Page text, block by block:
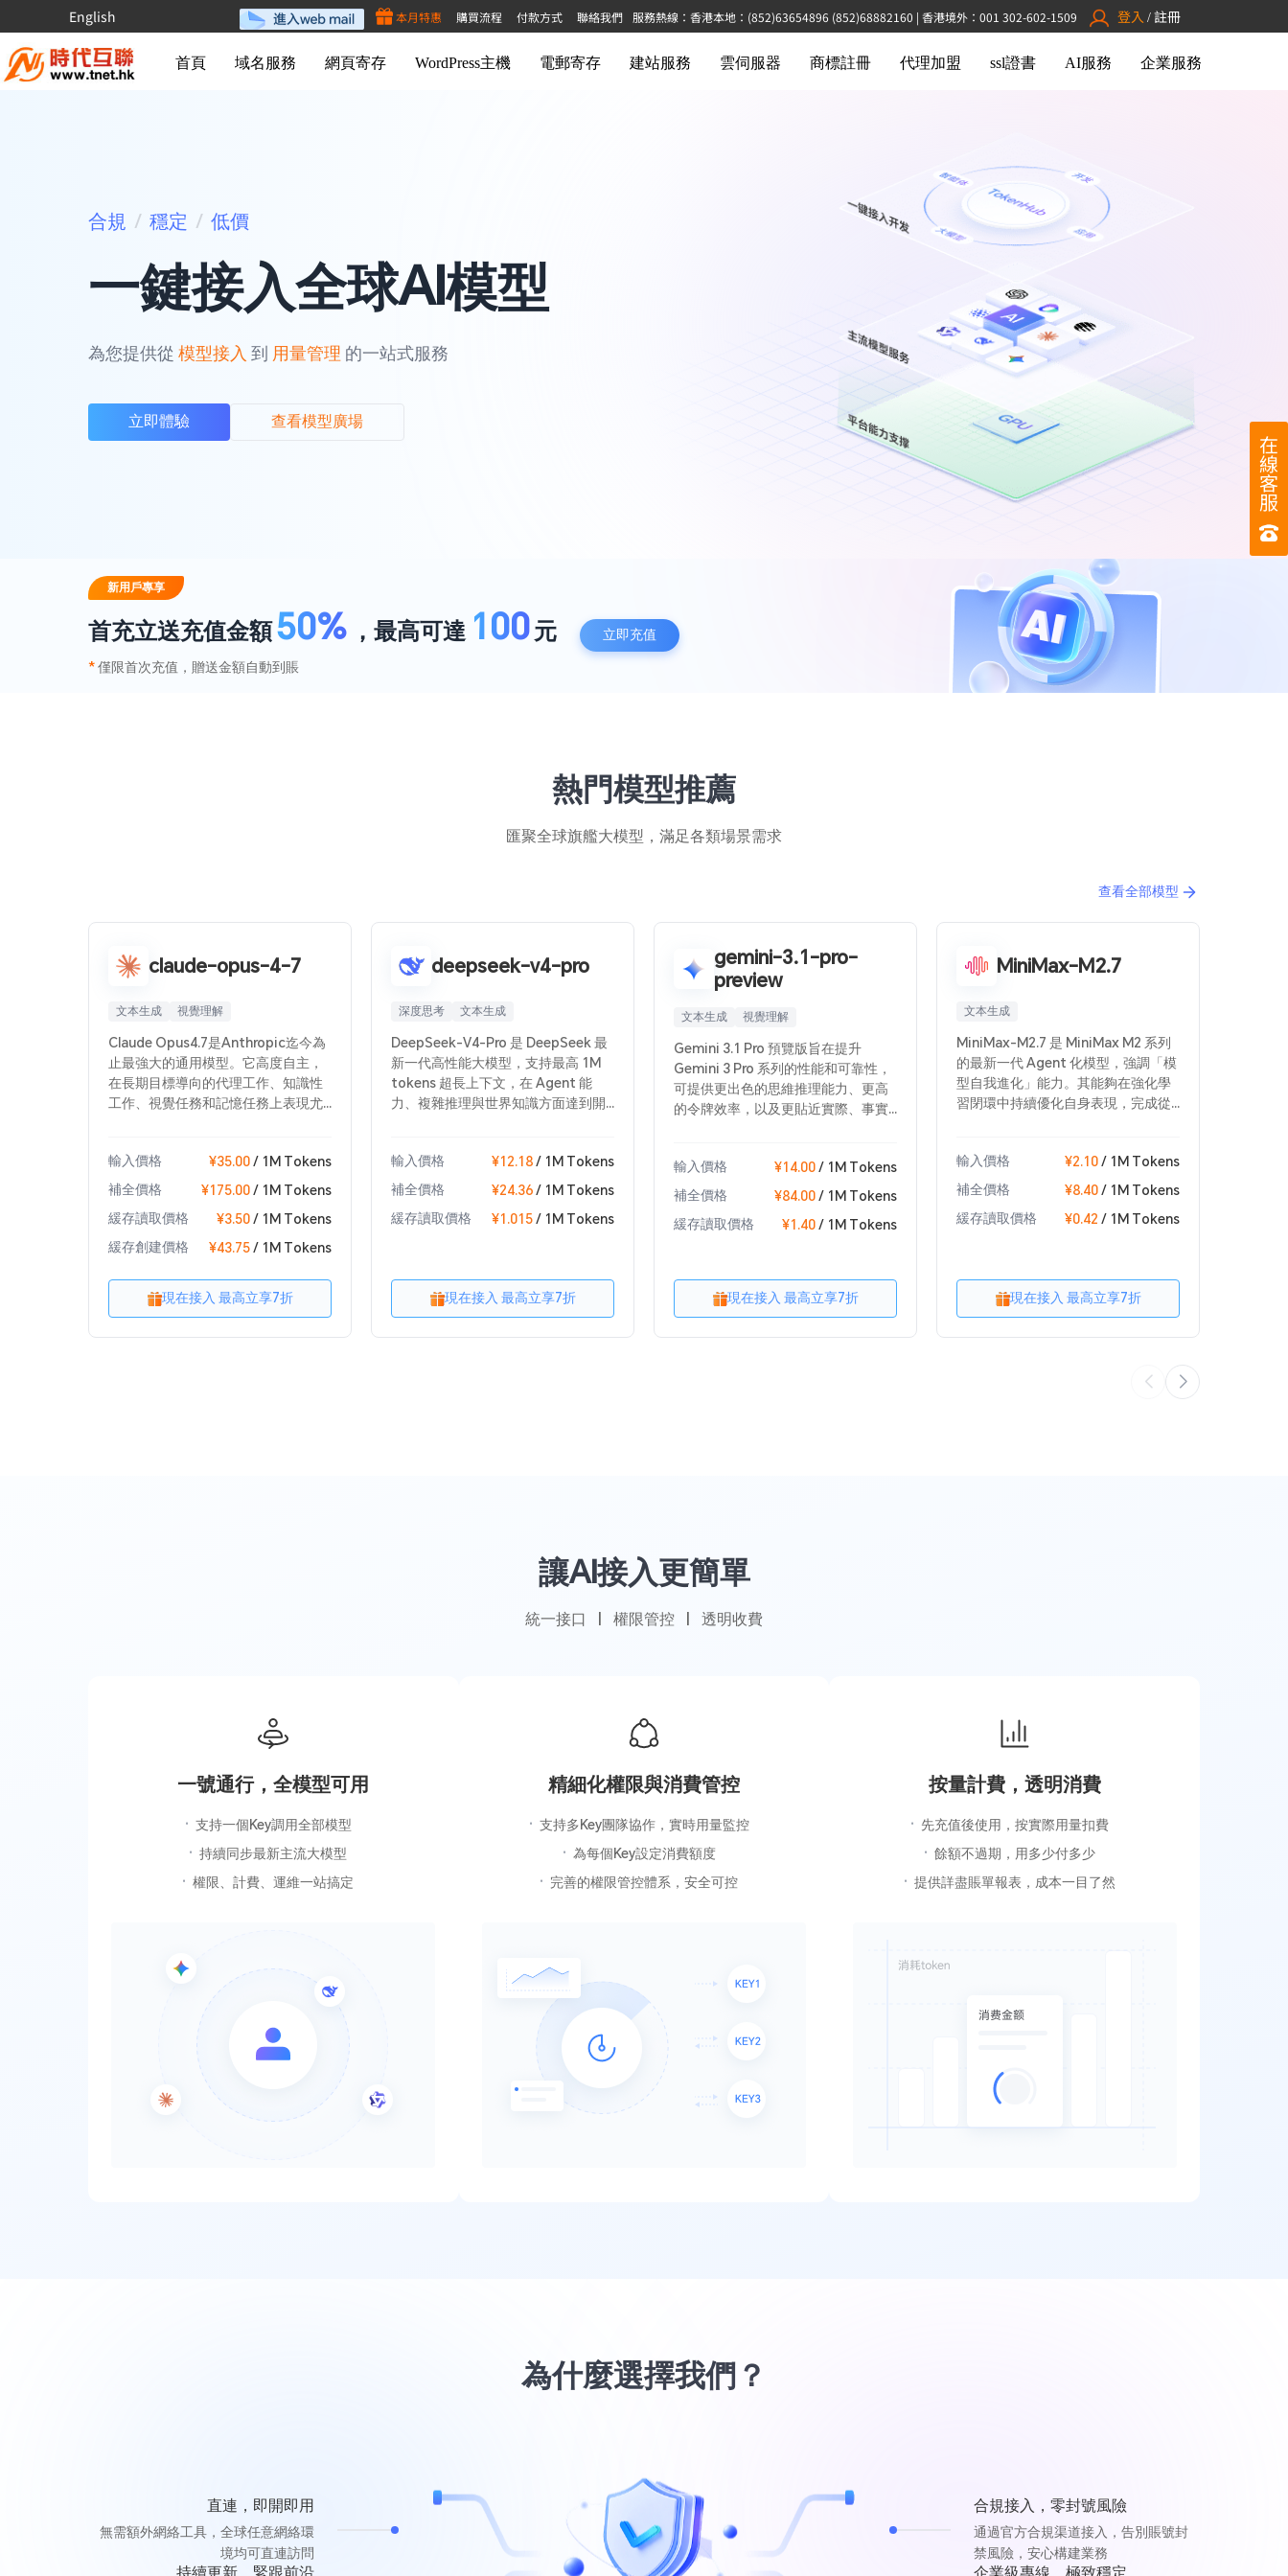
English 服務熱線：香港本地：(852)63654896 (852)68882160 | 香港境外：001 302-602-1509 登入 / 註冊
本月特惠 購買流程 付款方式 聯絡我們
在
線
客
服
首頁 域名服務 網頁寄存 WordPress主機 電郵寄存 建站服務 雲伺服器 商標註冊 代理加盟 ssl證書 AI服務 企業服務
合規 / 穩定 / 低價
一鍵接入全球AI模型
為您提供從 模型接入 到 用量管理 的一站式服務
立即體驗 查看模型廣場
新用戶專享
首充立送充值金額50% ， 最高可達 100元 立即充值
*僅限首次充值，贈送金額自動到賬
熱門模型推薦
匯聚全球旗艦大模型，滿足各類場景需求
查看全部模型
claude-opus-4-7
文本生成 視覺理解
Claude Opus4.7是Anthropic迄今為
止最強大的通用模型。它高度自主，
在長期目標導向的代理工作、知識性
工作、視覺任務和記憶任務上表現尤
token、自適應思維，並提供與
Claude Opus 4.6相同的一套工具和平
輸入價格 ¥35.00/ 1M Tokens
補全價格
¥175.00/ 1M Tokens
緩存讀取價格
¥3.50/ 1M Tokens
緩存創建價格
¥43.75/ 1M Tokens
現在接入 最高立享7折
deepseek-v4-pro
深度思考 文本生成
DeepSeek-V4-Pro 是 DeepSeek 最
新一代高性能大模型，支持最高 1M
tokens 超長上下文，在 Agent 能
力、複雜推理與世界知識方面達到開
現突出，尤其適用於 Agentic
Coding、複雜決策、多輪長上下文分
理強度以提升複雜任務表現，適合對
輸入價格 ¥12.18/ 1M Tokens
補全價格
¥24.36/ 1M Tokens
緩存讀取價格
¥1.015/ 1M Tokens
現在接入 最高立享7折
gemini-3.1-pro-
preview
文本生成 視覺理解
Gemini 3.1 Pro 預覽版旨在提升
Gemini 3 Pro 系列的性能和可靠性，
可提供更出色的思維推理能力、更高
的令牌效率，以及更貼近實際、事實
要在真實世界領域中精確使用工具並
可靠執行多步操作的智能體工作流進
輸入價格 ¥14.00/ 1M Tokens
補全價格
¥84.00/ 1M Tokens
緩存讀取價格
¥1.40/ 1M Tokens
現在接入 最高立享7折
MiniMax-M2.7
文本生成
MiniMax-M2.7 是 MiniMax M2 系列
的最新一代 Agent 化模型，強調「模
型自我進化」能力。其能夠在強化學
習閉環中持續優化自身表現，完成從
調用及多智能體協作方面具備穩定性
與高遵循率，適用於複雜生產力場
輸入價格 ¥2.10/ 1M Tokens
補全價格
¥8.40/ 1M Tokens
緩存讀取價格
¥0.42 / 1M Tokens
現在接入 最高立享7折
讓AI接入更簡單
統一接口 權限管控 透明收費
一號通行，全模型可用
支持一個Key調用全部模型
持續同步最新主流大模型
權限、計費、運維一站搞定
精細化權限與消費管控
支持多Key團隊協作，實時用量監控
為每個Key設定消費額度
完善的權限管控體系，安全可控
按量計費，透明消費
先充值後使用，按實際用量扣費
餘額不過期，用多少付多少
提供詳盡賬單報表，成本一目了然
為什麼選擇我們？
直連，即開即用
無需額外網絡工具，全球任意網絡環
境均可直連訪問
持續更新，緊跟前沿
合規接入，零封號風險
通過官方合規渠道接入，告別賬號封
禁風險，安心構建業務
企業級專線，極致穩定